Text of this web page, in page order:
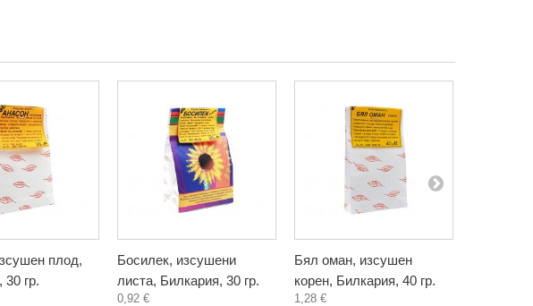
плод,
30 гр.
Босилек, изсушени
листа, Билкария, 30 гр.
0,92 €
Бял оман, изсушен
корен, Билкария, 40 гр.
1,28 €